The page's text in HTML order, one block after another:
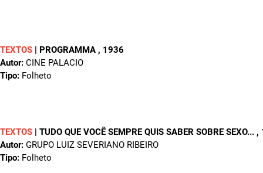
TEXTOS | PROGRAMMA , 1936
Autor: CINE PALACIO
Tipo: Folheto
TEXTOS | TUDO QUE VOCÊ SEMPRE QUIS SABER SOBRE SEXO... ,
Autor: GRUPO LUIZ SEVERIANO RIBEIRO
Tipo: Folheto